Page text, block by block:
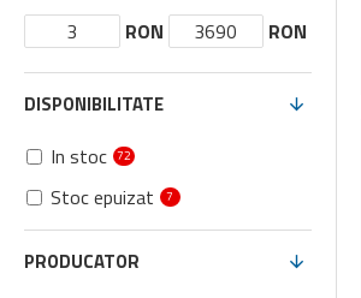
RON RON
PRODUCATOR
DISPONIBILITATE
In stoc 72
Stoc epuizat 7